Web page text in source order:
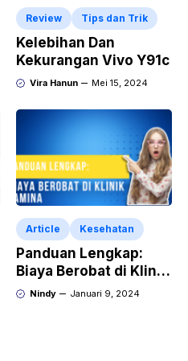
Review Tips dan Trik
Kelebihan Dan
Kekurangan Vivo Y91c
Vira Hanun Mei 15, 2024
Article Kesehatan
Panduan Lengkap:
Biaya Berobat di Klinik
Lamina
Nindy Januari 9, 2024